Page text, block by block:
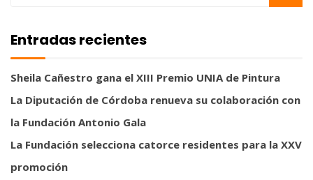
Entradas recientes
Sheila Cañestro gana el XIII Premio UNIA de Pintura
La Diputación de Córdoba renueva su colaboración con
la Fundación Antonio Gala
La Fundación selecciona catorce residentes para la XXV
promoción